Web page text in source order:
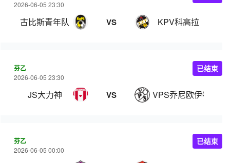
2026-06-05 23:30
古比斯青年队 VS KPV科高拉
芬乙
2026-06-05 23:30
JS大力神 VS VPS乔尼欧伊特
已结束
芬乙
2026-06-05 00:00
已结束